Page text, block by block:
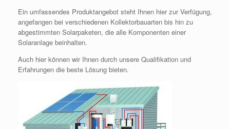
Ein umfassendes Produktangebot steht Ihnen hier zur Verfügung,
angefangen bei verschiedenen Kollektorbauarten bis hin zu
abgestimmten Solarpaketen, die alle Komponenten einer
Solaranlage beinhalten.
Auch hier können wir Ihnen durch unsere Qualifikation und
Erfahrungen die beste Lösung bieten.